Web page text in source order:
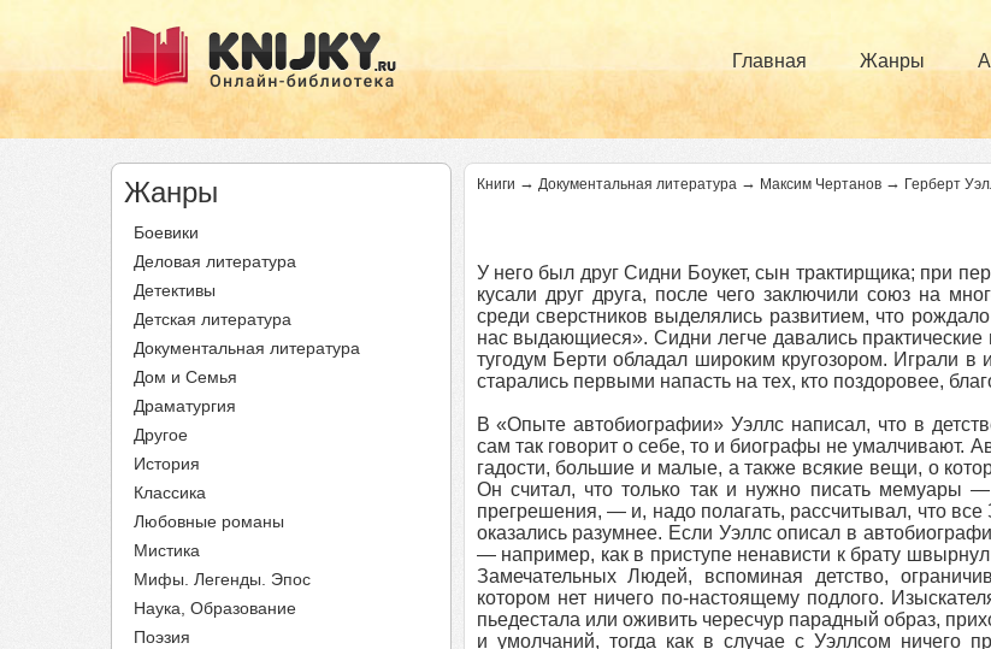
Главная Жанры
Жанры
Боевики
Деловая литература
Детективы
Детская литература
Документальная литература
Дом и Семья
Драматургия
Другое
История
Классика
Любовные романы
Мистика
Мифы. Легенды. Эпос
Наука, Образование
Поэзия
Книги → Документальная литература → Максим Чертанов → Герберт
У него был друг Сидни Боукет, сын трактирщика; при
кусали друг друга, после чего заключили союз на
среди сверстников выделялись развитием, что
нас выдающиеся». Сидни легче давались
тугодум Берти обладал широким кругозором. Играли
старались первыми напасть на тех, кто поздоровее,
В «Опыте автобиографии» Уэллс написал, что в
сам так говорит о себе, то и биографы не умалчивают.
гадости, большие и малые, а также всякие вещи, о
Он считал, что только так и нужно писать мемуары
прегрешения, — и, надо полагать, рассчитывал, что
оказались разумнее. Если Уэллс описал в
— например, как в приступе ненависти к брату
Замечательных Людей, вспоминая детство,
котором нет ничего по-настоящему подлого.
пьедестала или оживить чересчур парадный образ,
и умолчаний, тогда как в случае с Уэллсом ничего